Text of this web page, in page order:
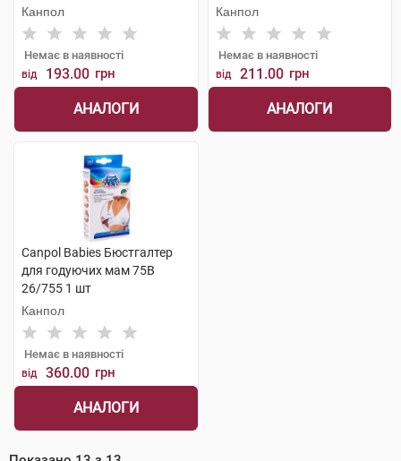
Канпол
Немає в наявності
від 193.00 грн
АНАЛОГИ
Канпол
Немає в наявності
від 211.00 грн
АНАЛОГИ
Canpol Babies Бюстгалтер
для годуючих мам 75В
26/755 1 шт
Канпол
Немає в наявності
від 360.00 грн
АНАЛОГИ